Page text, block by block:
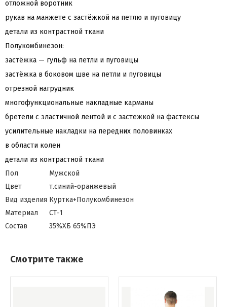
отложной воротник
рукав на манжете с застёжкой на петлю и пуговицу
детали из контрастной ткани
Полукомбинезон:
застёжка — гульф на петли и пуговицы
застёжка в боковом шве на петли и пуговицы
отрезной нагрудник
многофункциональные накладные карманы
бретели с эластичной лентой и с застежкой на фастексы
усилительные накладки на передних половинках
в области колен
детали из контрастной ткани
Пол
Мужской
Цвет
т.синий-оранжевый
Вид изделия Куртка+Полукомбинезон
Материал
СТ-1
Состав
35%ХБ 65%ПЭ
Смотрите также